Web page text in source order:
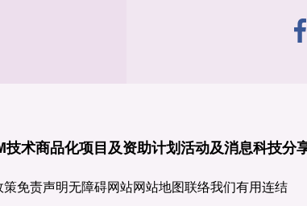
技术商品化项目及资助计划活动及消息科技分
策免责声明无障碍网站网站地图联络我们有用连结